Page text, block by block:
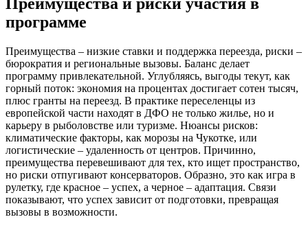
программе
Преимущества – низкие ставки и поддержка переезда, риски –
бюрократия и региональные вызовы. Баланс делает
программу привлекательной. Углубляясь, выгоды текут, как
горный поток: экономия на процентах достигает сотен тысяч,
плюс гранты на переезд. В практике переселенцы из
европейской части находят в ДФО не только жилье, но и
карьеру в рыболовстве или туризме. Нюансы рисков:
климатические факторы, как морозы на Чукотке, или
логистические – удаленность от центров. Причинно,
преимущества перевешивают для тех, кто ищет пространство,
но риски отпугивают консерваторов. Образно, это как игра в
рулетку, где красное – успех, а черное – адаптация. Связи
показывают, что успех зависит от подготовки, превращая
вызовы в возможности.